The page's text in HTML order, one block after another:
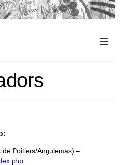
de Poitiers/Angulemas) –